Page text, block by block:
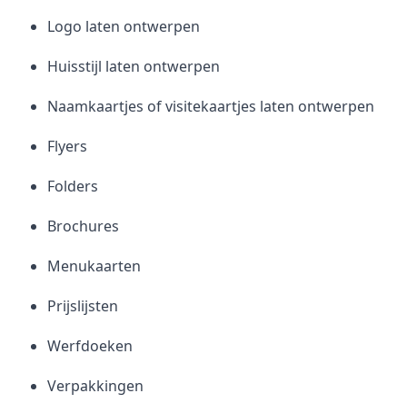
Logo laten ontwerpen
Huisstijl laten ontwerpen
Naamkaartjes of visitekaartjes laten ontwerpen
Flyers
Folders
Brochures
Menukaarten
Prijslijsten
Werfdoeken
Verpakkingen